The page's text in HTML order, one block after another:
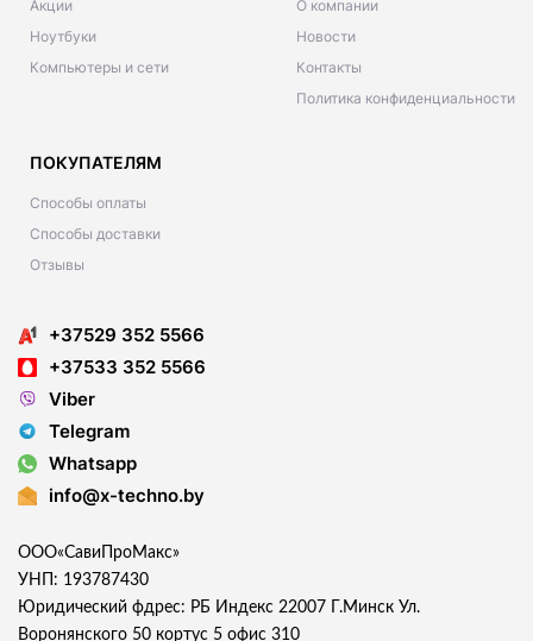
Акции
Ноутбуки
Компьютеры и сети
О компании
Новости
Контакты
Политика конфиденциальности
ПОКУПАТЕЛЯМ
Способы оплаты
Способы доставки
Отзывы
+37529 352 5566
+37533 352 5566
Viber
Telegram
Whatsapp
info@x-techno.by
ООО«СавиПроМакс»
УНП: 193787430
Юридический фдрес: РБ Индекс 22007 Г.Минск Ул.
Воронянского 50 кортус 5 офис 310